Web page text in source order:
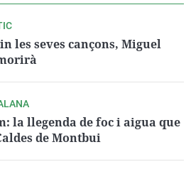
les seves cançons, Miguel
la llegenda de foc i aigua que
de Montbui